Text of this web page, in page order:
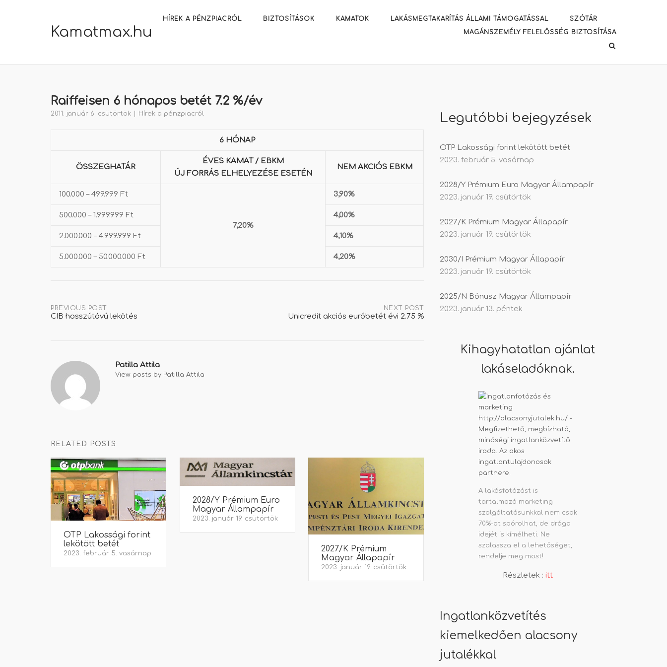
Kamatmax.hu
HÍREK A PÉNZPIACRÓL BIZTOSÍTÁSOK KAMATOK LAKÁSMEGTAKARÍTÁS ÁLLAMI TÁMOGATÁSSAL
SZÓTÁR
MAGÁNSZEMÉLY FELELŐSSÉG BIZTOSÍTÁSA
Raiffeisen 6 hónapos betét 7.2 %/év
2011. január 6. csütörtök Hírek a pénzpiacról
6 HÓNAP
ÖSSZEGHATÁR
ÉVES KAMAT / EBKM
ÚJ FORRÁS ELHELYEZÉSE ESETÉN
NEM AKCIÓS EBKM
100.000 – 499.999 Ft
7,20%
3,90%
500.000 – 1.999.999 Ft 4,00%
2.000.000 – 4.999.999 Ft 4,10%
5.000.000 – 50.000.000 Ft 4,20%
Post
PREVIOUS POST
CIB hosszútávú lekötés
NEXT POST
Unicredit akciós euróbetét évi 2.75 %
Patilla Attila
View posts by Patilla Attila
RELATED POSTS
OTP Lakossági forint
lekötött betét
2023. február 5. vasárnap
2028/Y Prémium Euro
Magyar Állampapír
2023. január 19. csütörtök
2027/K Prémium
Magyar Állapapír
2023. január 19. csütörtök
Legutóbbi bejegyzések
OTP Lakossági forint lekötött betét
2023. február 5. vasárnap
2028/Y Prémium Euro Magyar Állampapír
2023. január 19. csütörtök
2027/K Prémium Magyar Állapapír
2023. január 19. csütörtök
2030/I Prémium Magyar Állapapír
2023. január 19. csütörtök
2025/N Bónusz Magyar Állampapír
2023. január 13. péntek
Kihagyhatatlan ajánlat
lakáseladóknak.
A lakásfotózást is
tartalmazó marketing
szolgáltatásunkkal nem csak
70%-ot spórolhat, de drága
idejét is kímélheti. Ne
szalassza el a lehetőséget,
rendelje meg most!
Részletek :itt
Ingatlanközvetítés
kiemelkedően alacsony
jutalékkal